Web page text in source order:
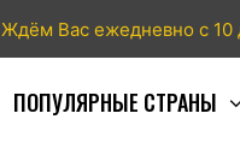
Ждём Вас ежедневно с 10
ПОПУЛЯРНЫЕ СТРАНЫ